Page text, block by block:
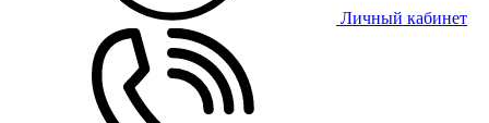
Личный кабинет